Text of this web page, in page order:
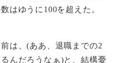
はゆうに100を超えた。
は、(ああ、退職までの2
んだろうなぁ)と、結構憂